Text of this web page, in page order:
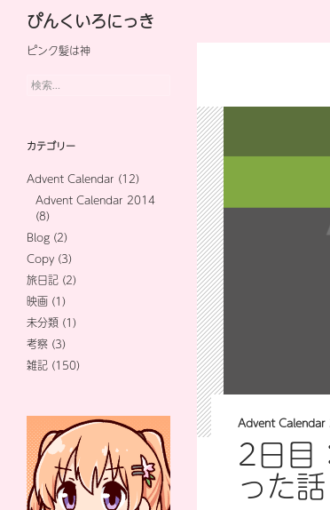
ぴんくいろにっき
Advent
2日目
った話
ピンク髪は神
検
カテゴリー
Advent Calendar (12)
Advent Calendar 2014
(8)
Blog (2)
Copy (3)
旅日記 (2)
映画 (1)
未分類 (1)
考察 (3)
雑記 (150)